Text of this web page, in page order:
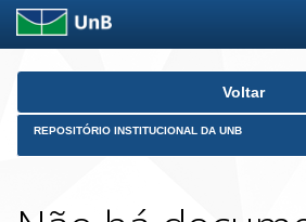
Skip
Voltar
REPOSITÓRIO INSTITUCIONAL DA UNB